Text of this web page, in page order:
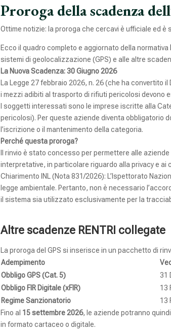
Proroga della scadenza
Ottime notizie: la proroga che cercavi è ufficiale ed è
Ecco il quadro completo e aggiornato della normativa
sistemi di geolocalizzazione (GPS) e alle altre
La Nuova Scadenza: 30 Giugno 2026
La Legge 27 febbraio 2026, n. 26 (che ha convertito
i mezzi adibiti al trasporto di rifiuti pericolosi devono
I soggetti interessati sono le imprese iscritte alla
pericolosi). Per queste aziende diventa obbligatorio
l’iscrizione o il mantenimento della categoria.
Perché questa proroga?
Il rinvio è stato concesso per permettere alle
interpretative, in particolare riguardo alla privacy e ai
Chiarimento INL (Nota 831/2026): L’Ispettorato
legge ambientale. Pertanto, non è necessario
il sistema sia utilizzato esclusivamente per la
Altre scadenze RENTRI collegate
La proroga del GPS si inserisce in un pacchetto di
Adempimento
Obbligo GPS (Cat. 5)
31
Obbligo FIR Digitale (xFIR)
13
Regime Sanzionatorio
13
Fino al 15 settembre 2026, le aziende potranno
in formato cartaceo o digitale.